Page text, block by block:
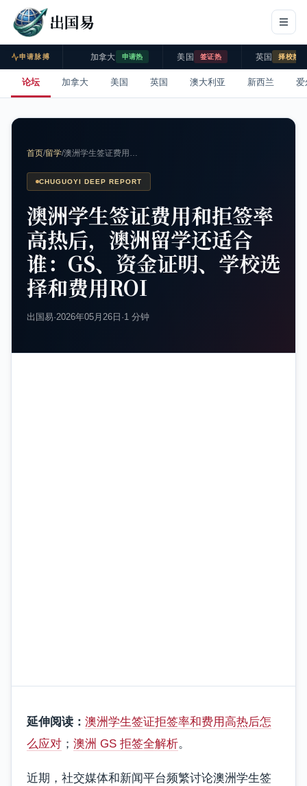
出国易
申请脉搏 加拿大 申请热 美国 签证热 英国 择校热
论坛 加拿大 美国 英国 澳大利亚 新西兰 爱
首页/留学/澳洲学生签证费用…
CHUGUOYI DEEP REPORT
澳洲学生签证费用和拒签率
高热后，澳洲留学还适合
谁：GS、资金证明、学校选
择和费用ROI
出国易·2026年05月26日 ·1 分钟
延伸阅读： 澳洲学生签证拒签率和费用高热后怎
么应对 ； 澳洲 GS 拒签全解析。
近期，社交媒体和新闻平台频繁讨论澳洲学生签